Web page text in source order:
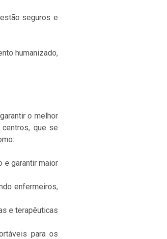
seguros e
humanizado,
o melhor
que se
e garantir maior
enfermeiros,
e terapêuticas
para os